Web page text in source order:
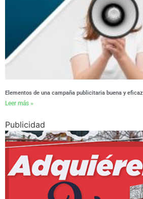
Elementos de una campaña publicitaria buena y eficaz
Leer más »
Publicidad